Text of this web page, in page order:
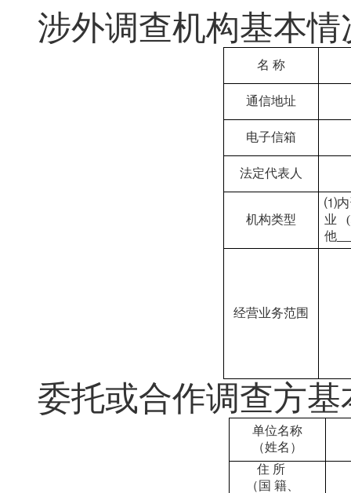
涉外调查机构基本情
名 称
通信地址
电子信箱
法定代表人
机构类型
⑴内
业
他
经营业务范围
委托或合作调查方基
单位名称
（姓名）
住 所
（国 籍、